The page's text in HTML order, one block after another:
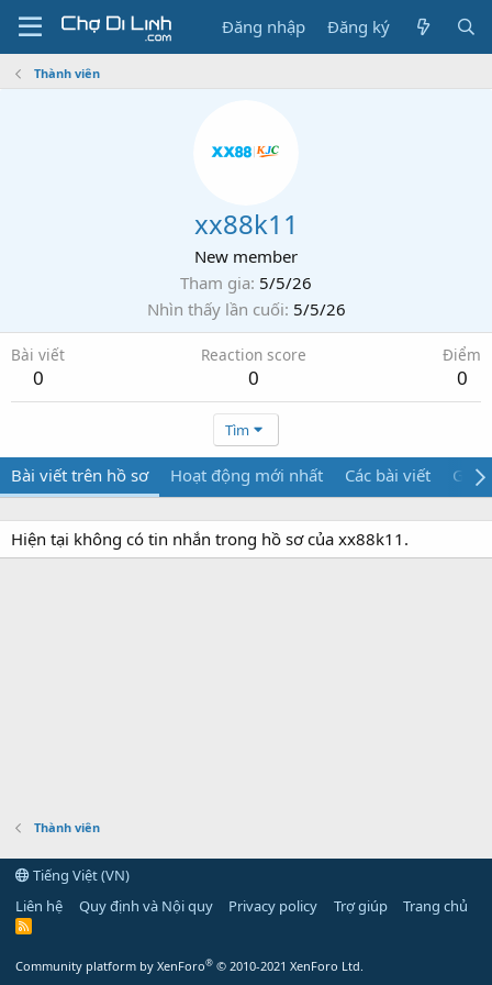
Đăng nhập Đăng ký
Thành viên
xx88k11
New member
Tham gia 5/5/26
Nhìn thấy lần cuối 5/5/26
Bài viết
0
Reaction score
0
Điểm
0
Tìm
Bài viết trên hồ sơ Hoạt động mới nhất Các bài viết Giới
Hiện tại không có tin nhắn trong hồ sơ của xx88k11.
Thành viên
Tiếng Việt (VN)
Liên hệ
Quy định và Nội quy Privacy policy Trợ giúp Trang chủ
R
Community platform by XenForo® © 2010-2021 XenForo Ltd.